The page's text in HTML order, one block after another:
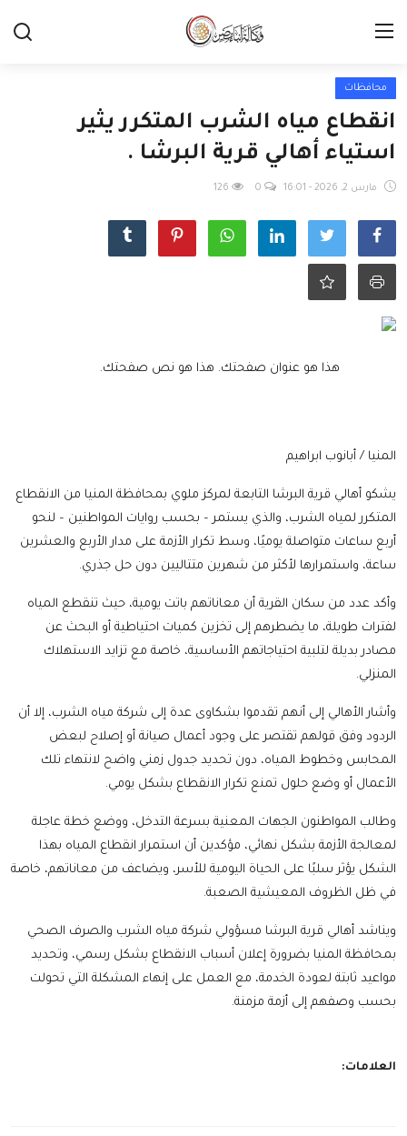
محافظات
انقطاع مياه الشرب المتكرر يثير
استياء أهالي قرية البرشا .
مارس 2, 2026 - 16:01
هذا هو عنوان صفحتك. هذا هو نص صفحتك.
المنيا / أبانوب ابراهيم
يشكو أهالي قرية البرشا التابعة لمركز ملوي بمحافظة المنيا من الانقطاع
المتكرر لمياه الشرب، والذي يستمر – بحسب روايات المواطنين – لنحو
أربع ساعات متواصلة يوميًا، وسط تكرار الأزمة على مدار الأربع والعشرين
ساعة، واستمرارها لأكثر من شهرين متتاليين دون حل جذري.
وأكد عدد من سكان القرية أن معاناتهم باتت يومية، حيث تنقطع المياه
لفترات طويلة، ما يضطرهم إلى تخزين كميات احتياطية أو البحث عن
مصادر بديلة لتلبية احتياجاتهم الأساسية، خاصة مع تزايد الاستهلاك
المنزلي.
وأشار الأهالي إلى أنهم تقدموا بشكاوى عدة إلى شركة مياه الشرب، إلا أن
الردود وفق قولهم تقتصر على وجود أعمال صيانة أو إصلاح لبعض
المحابس وخطوط المياه، دون تحديد جدول زمني واضح لانتهاء تلك
الأعمال أو وضع حلول تمنع تكرار الانقطاع بشكل يومي.
وطالب المواطنون الجهات المعنية بسرعة التدخل، ووضع خطة عاجلة
لمعالجة الأزمة بشكل نهائي، مؤكدين أن استمرار انقطاع المياه بهذا
الشكل يؤثر سلبًا على الحياة اليومية للأسر، ويضاعف من معاناتهم، خاصة
في ظل الظروف المعيشية الصعبة.
ويناشد أهالي قرية البرشا مسؤولي شركة مياه الشرب والصرف الصحي
بمحافظة المنيا بضرورة إعلان أسباب الانقطاع بشكل رسمي، وتحديد
مواعيد ثابتة لعودة الخدمة، مع العمل على إنهاء المشكلة التي تحولت
بحسب وصفهم إلى أزمة مزمنة.
العلامات: